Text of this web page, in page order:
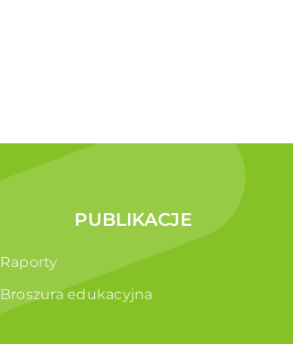
PUBLIKACJE
Raporty
Broszura edukacyjna